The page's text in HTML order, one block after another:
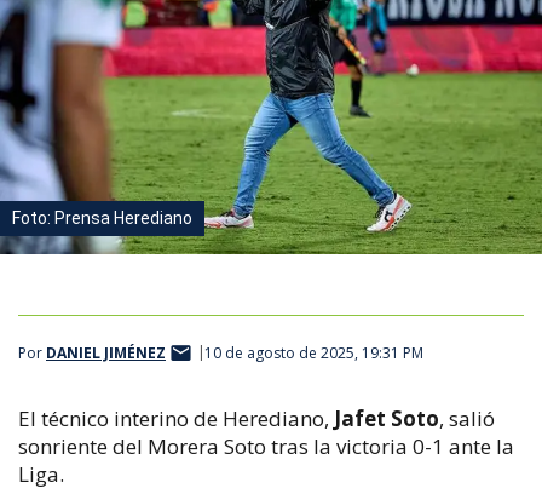
Foto: Prensa Herediano
Por DANIEL JIMÉNEZ 10 de agosto de 2025, 19:31 PM
El técnico interino de Herediano, Jafet Soto, salió
sonriente del Morera Soto tras la victoria 0-1 ante la
Liga.